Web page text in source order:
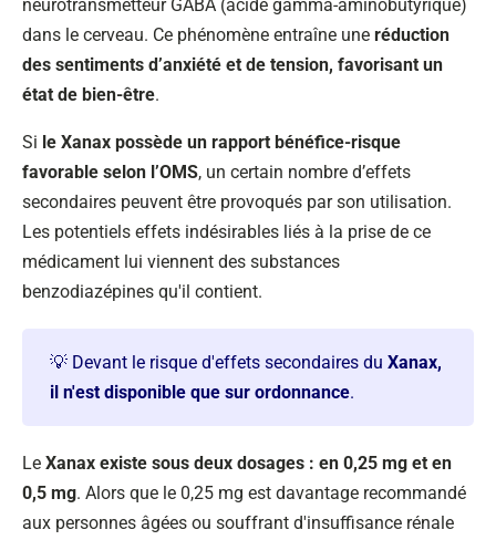
neurotransmetteur GABA (acide gamma-aminobutyrique)
dans le cerveau. Ce phénomène entraîne une réduction
des sentiments d’anxiété et de tension, favorisant un
état de bien-être.
Si le Xanax possède un rapport bénéfice-risque
favorable selon l’OMS, un certain nombre d’effets
secondaires peuvent être provoqués par son utilisation.
Les potentiels effets indésirables liés à la prise de ce
médicament lui viennent des substances
benzodiazépines qu'il contient.
💡 Devant le risque d'effets secondaires du Xanax,
il n'est disponible que sur ordonnance.
Le Xanax existe sous deux dosages : en 0,25 mg et en
0,5 mg. Alors que le 0,25 mg est davantage recommandé
aux personnes âgées ou souffrant d'insuffisance rénale